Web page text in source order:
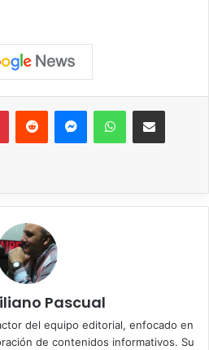
PinterestReddit MessengerWhatsAppCompartir vía correo
Pascual
del equipo editorial, enfocado en
de contenidos informativos. Su